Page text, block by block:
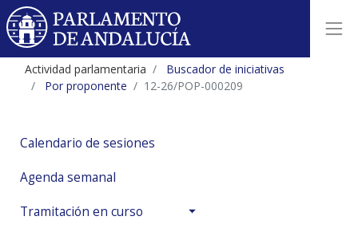
Actividad parlamentaria
Buscador de iniciativas
Por proponente
12-26/POP-000209
Calendario de sesiones
Agenda semanal
Tramitación en curso